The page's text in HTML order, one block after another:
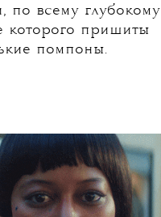
по всему глубокому
которого пришиты
помпоны.